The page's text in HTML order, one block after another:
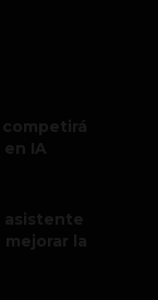
competirá
IA
asistente
la